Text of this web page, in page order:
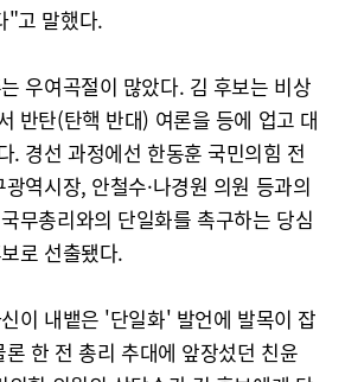
"고 말했다.
우여곡절이 많았다. 김 후보는 비상
반탄(탄핵 반대) 여론을 등에 업고 대
. 경선 과정에선 한동훈 국민의힘 전
역시장, 안철수·나경원 의원 등과의
무총리와의 단일화를 촉구하는 당심
로 선출됐다.
이 내뱉은 '단일화' 발언에 발목이 잡
한 전 총리 추대에 앞장섰던 친윤